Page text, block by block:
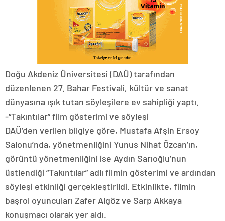
Doğu Akdeniz Üniversitesi (DAÜ) tarafından
düzenlenen 27. Bahar Festivali, kültür ve sanat
dünyasına ışık tutan söyleşilere ev sahipliği yaptı.
-“Takıntılar” film gösterimi ve söyleşi
DAÜ’den verilen bilgiye göre, Mustafa Afşin Ersoy
Salonu’nda, yönetmenliğini Yunus Nihat Özcan’ın,
görüntü yönetmenliğini ise Aydın Sarıoğlu’nun
üstlendiği “Takıntılar” adlı filmin gösterimi ve ardından
söyleşi etkinliği gerçekleştirildi. Etkinlikte, filmin
başrol oyuncuları Zafer Algöz ve Sarp Akkaya
konuşmacı olarak yer aldı.